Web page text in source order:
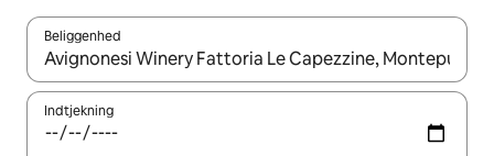
Beliggenhed
Når resultaterne er tilgængelige, skal du navigere med
Indtjekning